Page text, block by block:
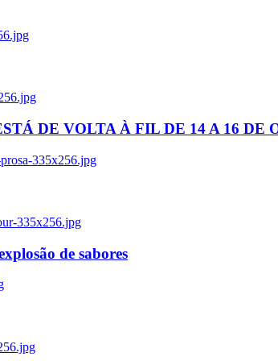
DE VOLTA À FIL DE 14 A 16 DE
335x256.jpg
335x256.jpg
de sabores